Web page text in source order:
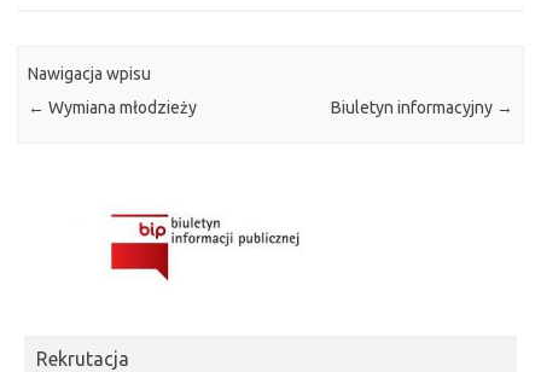
Nawigacja wpisu
← Wymiana młodzieży Biuletyn informacyjny →
Rekrutacja